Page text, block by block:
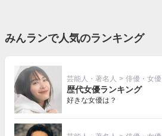
みんランで人気のランキング
芸能人・著名人 > 俳優・女優
歴代女優ランキング
好きな女優は？